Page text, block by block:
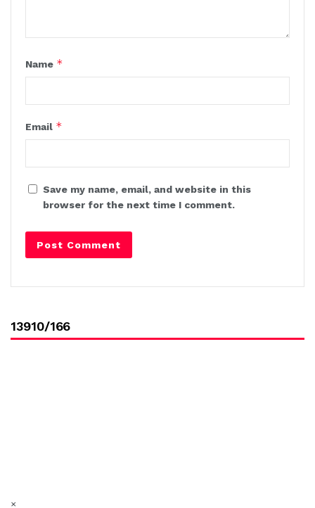
Name *
Email *
Save my name, email, and website in this
browser for the next time I comment.
13910/166
×